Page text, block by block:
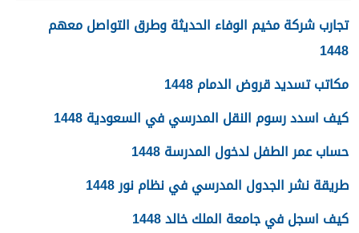
تجارب شركة مخيم الوفاء الحديثة وطرق التواصل معهم
1448
مكاتب تسديد قروض الدمام 1448
كيف اسدد رسوم النقل المدرسي في السعودية 1448
حساب عمر الطفل لدخول المدرسة 1448
طريقة نشر الجدول المدرسي في نظام نور 1448
كيف اسجل في جامعة الملك خالد 1448